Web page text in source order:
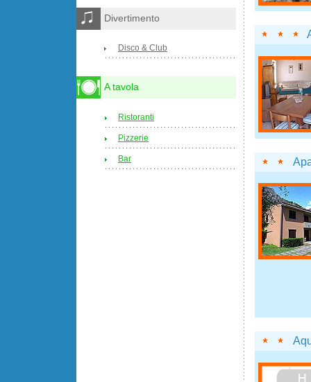
Divertimento
Disco & Club
A tavola
Ristoranti
Pizzerie
Bar